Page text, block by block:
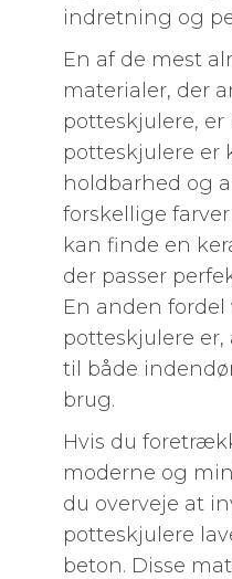
indretning og
En af de mest
materialer, der
potteskjulere, er
potteskjulere er
holdbarhed og
forskellige
kan finde en
der passer
En anden fordel
potteskjulere
til både
brug.
Hvis du
moderne og
du overveje at
potteskjulere
beton. Disse